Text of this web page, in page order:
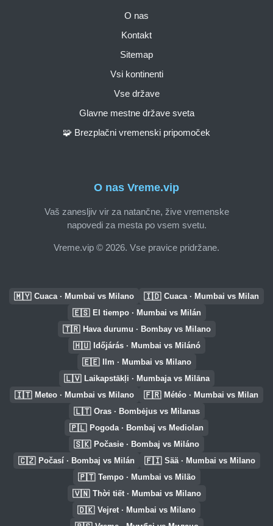
O nas Vreme.vip
Vaš zanesljiv vir za natančne, žive vremenske
napovedi za mesta po vsem svetu.
Vreme.vip © 2026. Vse pravice pridržane.
O nas
Kontakt
Sitemap
Vsi kontinenti
Vse države
Glavne mestne države sveta
🧩 Brezplačni vremenski pripomoček
🇲🇾 Cuaca · Mumbai vs Milano 🇮🇩 Cuaca · Mumbai vs Milan
🇪🇸 El tiempo · Mumbai vs Milán
🇹🇷 Hava durumu · Bombay vs Milano
🇭🇺 Időjárás · Mumbai vs Milánó
🇪🇪 Ilm · Mumbai vs Milano
🇱🇻 Laikapstākļi · Mumbaja vs Milāna
🇮🇹 Meteo · Mumbai vs Milano 🇫🇷 Météo · Mumbai vs Milan
🇱🇹 Oras · Bombėjus vs Milanas
🇵🇱 Pogoda · Bombaj vs Mediolan
🇸🇰 Počasie · Bombaj vs Miláno
🇨🇿 Počasí · Bombaj vs Milán 🇫🇮 Sää · Mumbai vs Milano
🇵🇹 Tempo · Mumbai vs Milão
🇻🇳 Thời tiết · Mumbai vs Milano
🇩🇰 Vejret · Mumbai vs Milano